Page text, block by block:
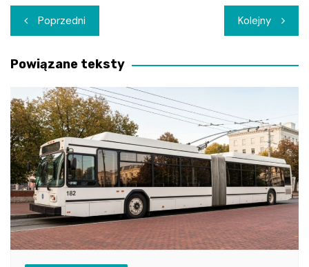
Nawigacja
wpisu
Poprzedni Kolejny
Powiązane teksty